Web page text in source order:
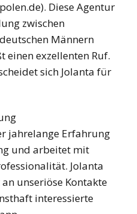
Diese Agentur
zwischen
Männern
exzellenten Ruf.
sich Jolanta für
jahrelange Erfahrung
und arbeitet mit
Jolanta
unseriöse Kontakte
interessierte